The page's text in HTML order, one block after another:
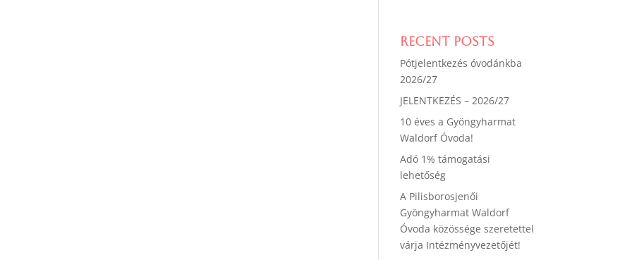
Recent Posts
Pótjelentkezés óvodánkba
2026/27
JELENTKEZÉS – 2026/27
10 éves a Gyöngyharmat
Waldorf Óvoda!
Adó 1% támogatási
lehetőség
A Pilisborosjenői
Gyöngyharmat Waldorf
Óvoda közössége szeretettel
várja Intézményvezetőjét!